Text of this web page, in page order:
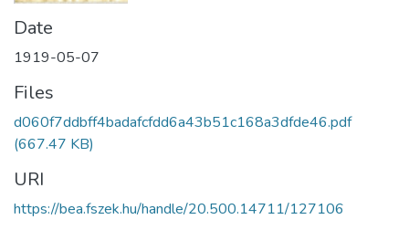
Date
1919-05-07
Files
d060f7ddbff4badafcfdd6a43b51c168a3dfde46.pdf
(667.47 KB)
URI
https://bea.fszek.hu/handle/20.500.14711/127106